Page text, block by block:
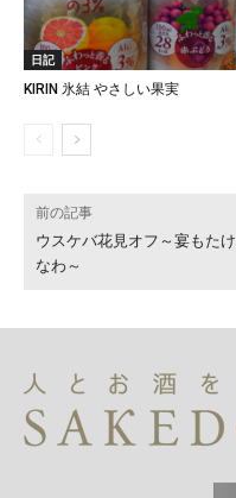
日記
KIRIN 氷結 やさしい果実
前の記事
ウスケバ花見オフ～宴もたけ
なわ～